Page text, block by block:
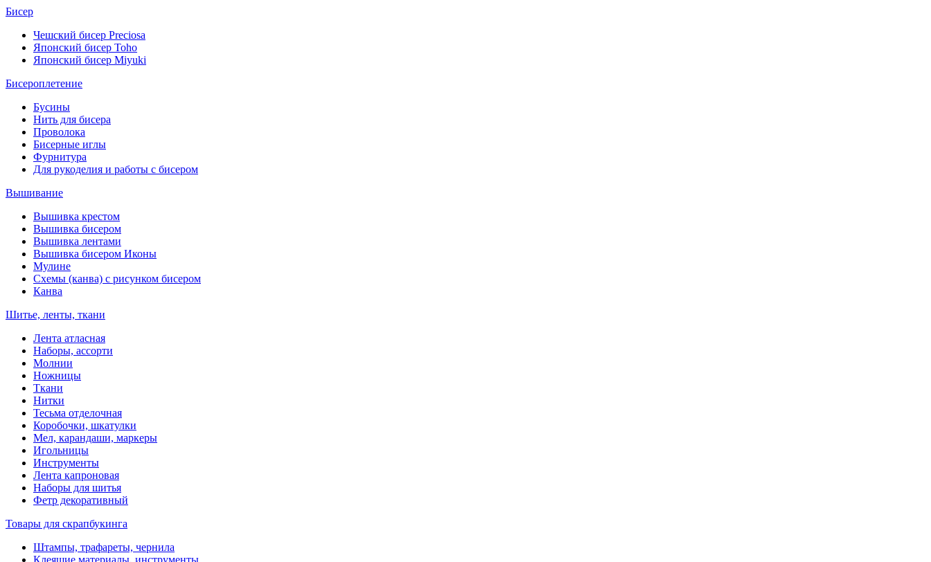
Бисер
Чешский бисер Preciosa
Японский бисер Toho
Японский бисер Miyuki
Бисероплетение
Бусины
Нить для бисера
Проволока
Бисерные иглы
Фурнитура
Для рукоделия и работы с бисером
Вышивание
Вышивка крестом
Вышивка бисером
Вышивка лентами
Вышивка бисером Иконы
Мулине
Схемы (канва) с рисунком бисером
Канва
Шитье, ленты, ткани
Лента атласная
Наборы, ассорти
Молнии
Ножницы
Ткани
Нитки
Тесьма отделочная
Коробочки, шкатулки
Мел, карандаши, маркеры
Игольницы
Инструменты
Лента капроновая
Наборы для шитья
Фетр декоративный
Товары для скрапбукинга
Штампы, трафареты, чернила
Клеящие материалы, инструменты